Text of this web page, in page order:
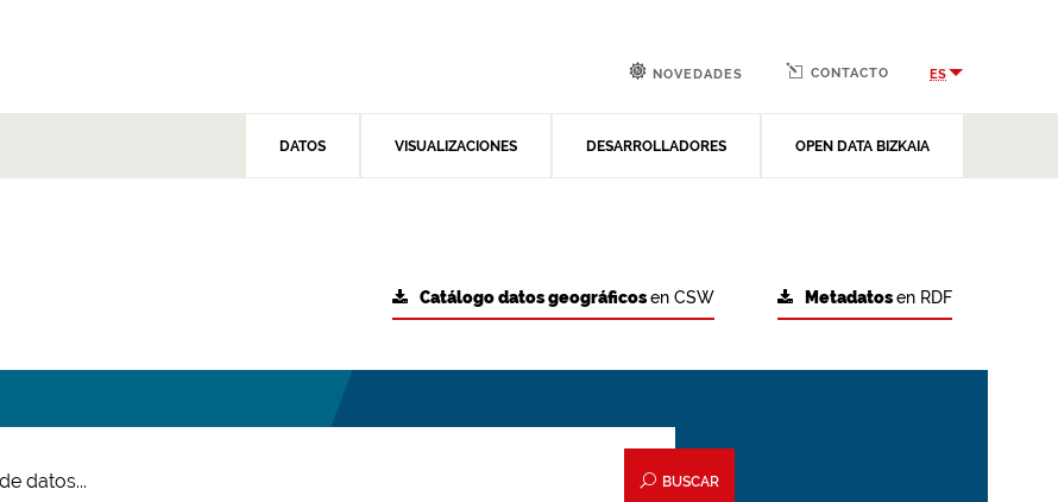
DATOS VISUALIZACIONES DESARROLLADORES OPEN DATA BIZKAIA
NOVEDADES CONTACTO ES
Metadatosen RDF
Catálogo datos geográficosen CSW
BUSCAR